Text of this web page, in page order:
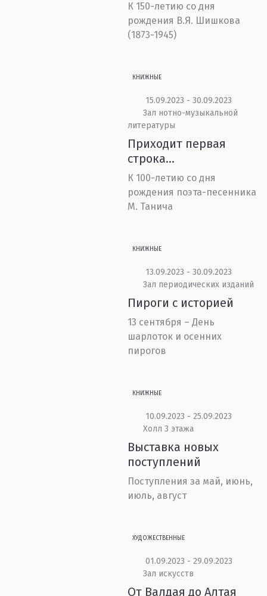
К 150-летию со дня
рождения В.Я. Шишкова
(1873-1945)
КНИЖНЫЕ
15.09.2023 - 30.09.2023
Зал нотно-музыкальной
литературы
Приходит первая
строка…
К 100-летию со дня
рождения поэта-песенника
М. Танича
КНИЖНЫЕ
13.09.2023 - 30.09.2023
Зал периодических изданий
Пироги с историей
13 сентября – День
шарлоток и осенних
пирогов
КНИЖНЫЕ
10.09.2023 - 25.09.2023
Холл 3 этажа
Выставка новых
поступлений
Поступления за май, июнь,
июль, август
ХУДОЖЕСТВЕННЫЕ
01.09.2023 - 29.09.2023
Зал искусств
От Валдая до Алтая